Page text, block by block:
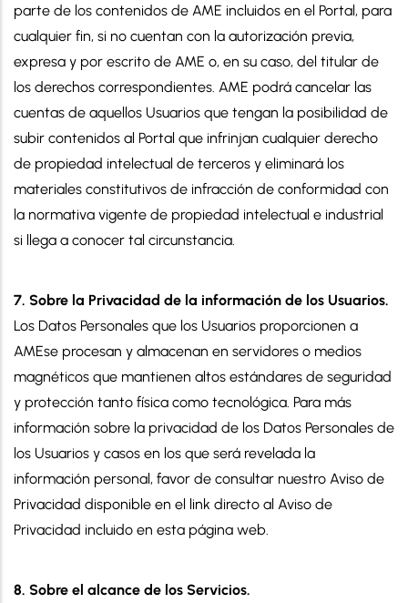
parte de los contenidos de AME incluidos en el Portal, para
cualquier fin, si no cuentan con la autorización previa,
expresa y por escrito de AME o, en su caso, del titular de
los derechos correspondientes. AME podrá cancelar las
cuentas de aquellos Usuarios que tengan la posibilidad de
subir contenidos al Portal que infrinjan cualquier derecho
de propiedad intelectual de terceros y eliminará los
materiales constitutivos de infracción de conformidad con
la normativa vigente de propiedad intelectual e industrial
si llega a conocer tal circunstancia.
7. Sobre la Privacidad de la información de los Usuarios.
Los Datos Personales que los Usuarios proporcionen a
AMEse procesan y almacenan en servidores o medios
magnéticos que mantienen altos estándares de seguridad
y protección tanto física como tecnológica. Para más
información sobre la privacidad de los Datos Personales de
los Usuarios y casos en los que será revelada la
información personal, favor de consultar nuestro Aviso de
Privacidad disponible en el link directo al Aviso de
Privacidad incluido en esta página web.
8. Sobre el alcance de los Servicios.